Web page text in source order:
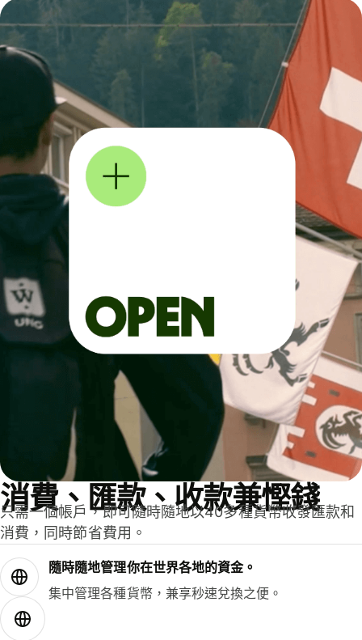
消費、匯款、收款兼慳錢
只需一個帳戶，即可隨時隨地以40多種貨幣收發匯款和
消費，同時節省費用。
隨時隨地管理你在世界各地的資金。
集中管理各種貨幣，兼享秒速兌換之便。